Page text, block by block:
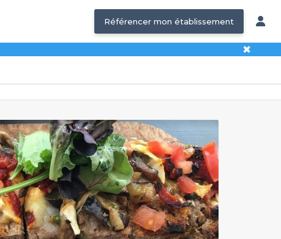
Référencer mon établissement
✖